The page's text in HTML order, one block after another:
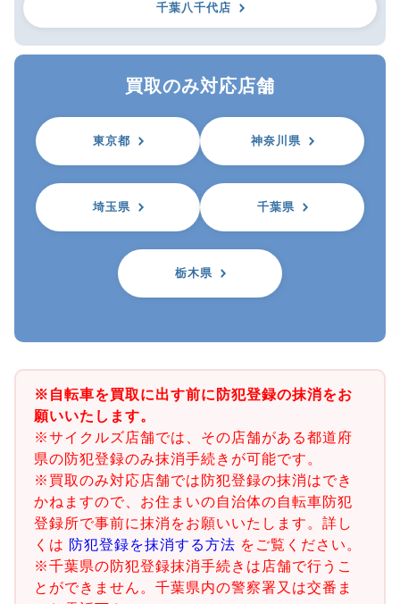
千葉八千代店
買取のみ対応店舗
東京都 神奈川県
埼玉県 千葉県
栃木県
※自転車を買取に出す前に防犯登録の抹消をお
願いいたします。
※サイクルズ店舗では、その店舗がある都道府
県の防犯登録のみ抹消手続きが可能です。
※買取のみ対応店舗では防犯登録の抹消はでき
かねますので、お住まいの自治体の自転車防犯
登録所で事前に抹消をお願いいたします。詳し
くは 防犯登録を抹消する方法 をご覧ください。
※千葉県の防犯登録抹消手続きは店舗で行うこ
とができません。千葉県内の警察署又は交番ま